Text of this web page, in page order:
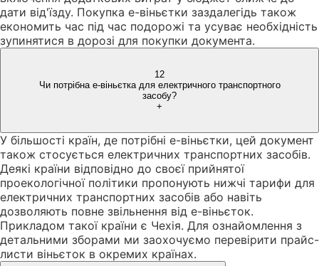
дати від'їзду. Покупка е-віньєтки заздалегідь також
економить час під час подорожі та усуває необхідність
зупинятися в дорозі для покупки документа.
12
Чи потрібна е-віньєтка для електричного транспортного
засобу?
+
У більшості країн, де потрібні е-віньєтки, цей документ
також стосується електричних транспортних засобів.
Деякі країни відповідно до своєї прийнятої
проекологічної політики пропонують нижчі тарифи для
електричних транспортних засобів або навіть
дозволяють повне звільнення від е-віньєток.
Прикладом такої країни є Чехія. Для ознайомлення з
детальними зборами ми заохочуємо перевірити прайс-
листи віньєток в окремих країнах.